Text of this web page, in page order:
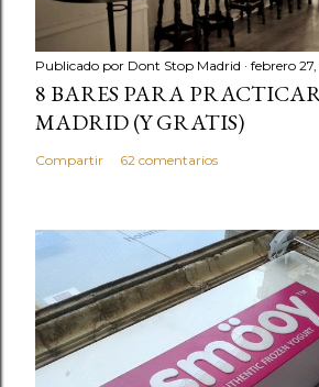
Publicado por Dont Stop Madrid febrero 27,
8 BARES PARA
MADRID (Y GRATIS)
Compartir 62 comentarios